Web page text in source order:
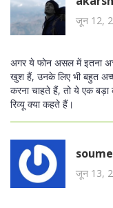
जून 12,
अगर ये फोन असल में इतना
खुश हैं, उनके लिए भी बहुत
करना चाहते हैं, तो ये एक
रिव्यू क्या कहते हैं।
जून 13,